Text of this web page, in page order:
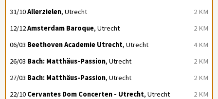
2 KM
31/10Allerzielen, Utrecht
2 KM
12/12Amsterdam Baroque, Utrecht
4 KM
06/03 Beethoven Academie Utrecht, Utrecht
2 KM
26/03 Bach: Matthäus-Passion, Utrecht
2 KM
27/03 Bach: Matthäus-Passion, Utrecht
2 KM
22/10 Cervantes Dom Concerten - Utrecht, Utrecht